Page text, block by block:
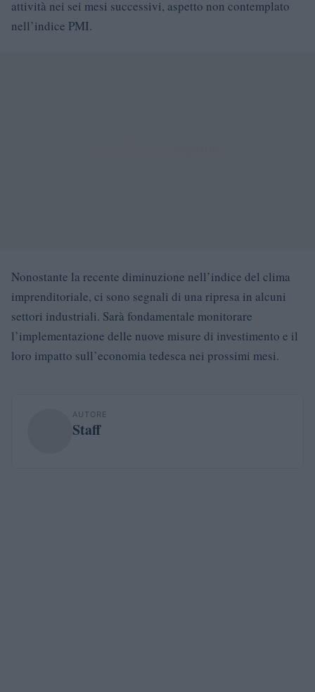
attività nei sei mesi successivi, aspetto non contemplato
nell’indice PMI.
Nonostante la recente diminuzione nell’indice del clima
imprenditoriale, ci sono segnali di una ripresa in alcuni
settori industriali. Sarà fondamentale monitorare
l’implementazione delle nuove misure di investimento e il
loro impatto sull’economia tedesca nei prossimi mesi.
AUTORE
Staff